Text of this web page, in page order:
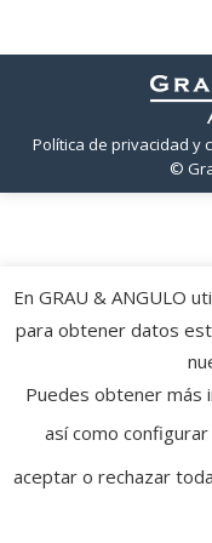
Política de privacidad y
©
En GRAU & ANGULO
para obtener datos
Puedes obtener más
así como
aceptar o rechazar